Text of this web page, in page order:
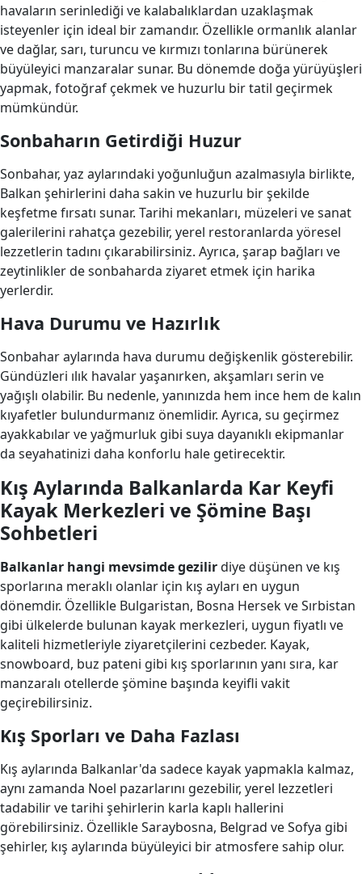
havaların serinlediği ve kalabalıklardan uzaklaşmak
isteyenler için ideal bir zamandır. Özellikle ormanlık alanlar
ve dağlar, sarı, turuncu ve kırmızı tonlarına bürünerek
büyüleyici manzaralar sunar. Bu dönemde doğa yürüyüşleri
yapmak, fotoğraf çekmek ve huzurlu bir tatil geçirmek
mümkündür.
Sonbaharın Getirdiği Huzur
Sonbahar, yaz aylarındaki yoğunluğun azalmasıyla birlikte,
Balkan şehirlerini daha sakin ve huzurlu bir şekilde
keşfetme fırsatı sunar. Tarihi mekanları, müzeleri ve sanat
galerilerini rahatça gezebilir, yerel restoranlarda yöresel
lezzetlerin tadını çıkarabilirsiniz. Ayrıca, şarap bağları ve
zeytinlikler de sonbaharda ziyaret etmek için harika
yerlerdir.
Hava Durumu ve Hazırlık
Sonbahar aylarında hava durumu değişkenlik gösterebilir.
Gündüzleri ılık havalar yaşanırken, akşamları serin ve
yağışlı olabilir. Bu nedenle, yanınızda hem ince hem de kalın
kıyafetler bulundurmanız önemlidir. Ayrıca, su geçirmez
ayakkabılar ve yağmurluk gibi suya dayanıklı ekipmanlar
da seyahatinizi daha konforlu hale getirecektir.
Kış Aylarında Balkanlarda Kar Keyfi
Kayak Merkezleri ve Şömine Başı
Sohbetleri
Balkanlar hangi mevsimde gezilirdiye düşünen ve kış
sporlarına meraklı olanlar için kış ayları en uygun
dönemdir. Özellikle Bulgaristan, Bosna Hersek ve Sırbistan
gibi ülkelerde bulunan kayak merkezleri, uygun fiyatlı ve
kaliteli hizmetleriyle ziyaretçilerini cezbeder. Kayak,
snowboard, buz pateni gibi kış sporlarının yanı sıra, kar
manzaralı otellerde şömine başında keyifli vakit
geçirebilirsiniz.
Kış Sporları ve Daha Fazlası
Kış aylarında Balkanlar'da sadece kayak yapmakla kalmaz,
aynı zamanda Noel pazarlarını gezebilir, yerel lezzetleri
tadabilir ve tarihi şehirlerin karla kaplı hallerini
görebilirsiniz. Özellikle Saraybosna, Belgrad ve Sofya gibi
şehirler, kış aylarında büyüleyici bir atmosfere sahip olur.